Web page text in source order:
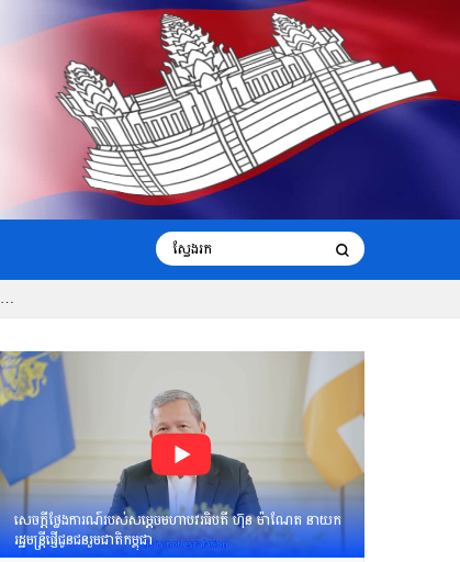
សេចក្តីថ្លែងការណ៍របស់សម្តេចមហាបវរធិបតី ហ៊ុន ម៉ាណែត នាយក
រដ្ឋមន្រ្តីផ្ញើជូនជនរួមជាតិកម្ពុជា